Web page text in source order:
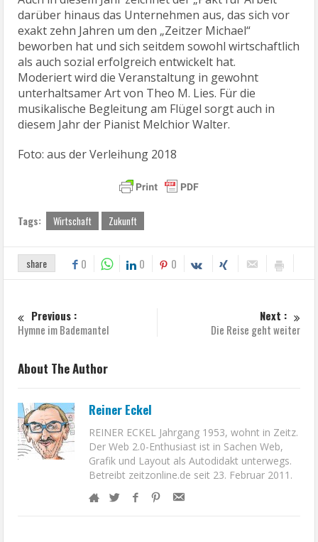
darüber hinaus das Unternehmen aus, das sich vor
exakt zehn Jahren um den „Zeitzer Michael“
beworben hat und sich seitdem sowohl wirtschaftlich
als auch sozial erfolgreich entwickelt hat.
Moderiert wird die Veranstaltung in gewohnt
unterhaltsamer Art von Theo M. Lies. Für die
musikalische Begleitung am Flügel sorgt auch in
diesem Jahr der Pianist Melchior Walter.
Foto: aus der Verleihung 2018
Tags: Wirtschaft Zukunft
share 0 0 0
Previous :
Hymne im Bademantel
Next :
Die Reise geht weiter
About The Author
Reiner Eckel
REINER ECKEL Jahrgang 1953, wohnt in Zeitz.
Der Web 2.0-Enthusiast ist in Sachen Web,
Grafik und Layout als Autodidakt unterwegs.
Betreibt zeitzonline.de seit 23. Februar 2011.